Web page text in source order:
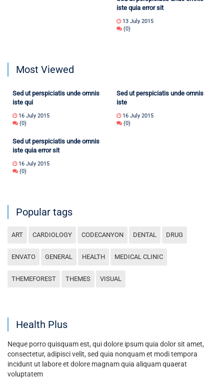
iste quia error sit
13 July 2015
(0)
Most Viewed
Sed ut perspiciatis unde omnis
iste qui
16 July 2015
(0)
Sed ut perspiciatis unde omnis
iste
16 July 2015
(0)
Sed ut perspiciatis unde omnis
iste quia error sit
16 July 2015
(0)
Popular tags
ART CARDIOLOGY CODECANYON DENTAL DRUG
ENVATO GENERAL HEALTH MEDICAL CLINIC
THEMEFOREST THEMES VISUAL
Health Plus
Neque porro quisquam est, qui dolore ipsum quia dolor sit amet,
consectetur, adipisci velit, sed quia nonquam et modi tempora
incidunt ut labore et dolore magnam quia aliquam quaerat
voluptatem